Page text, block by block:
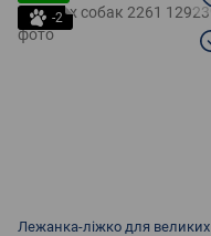
-2
Лежанка-ліжко для великих